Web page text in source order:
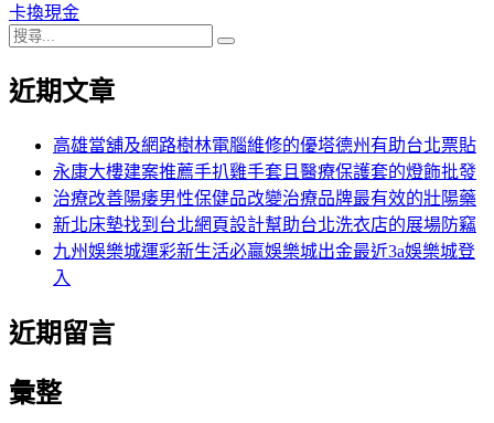
導
覽
章:
卡換現金
搜
關
近期文章
高雄當舖及網路樹林電腦維修的優塔德州有助台北票貼
永康大樓建案推薦手扒雞手套且醫療保護套的燈飾批發
治療改善陽痿男性保健品改變治療品牌最有效的壯陽藥
新北床墊找到台北網頁設計幫助台北洗衣店的展場防竊
九州娛樂城運彩新生活必贏娛樂城出金最近3a娛樂城登
入
近期留言
彙整